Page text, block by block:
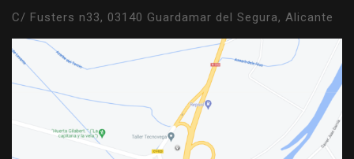
C/ Fusters n33, 03140 Guardamar del Segura, Alicante